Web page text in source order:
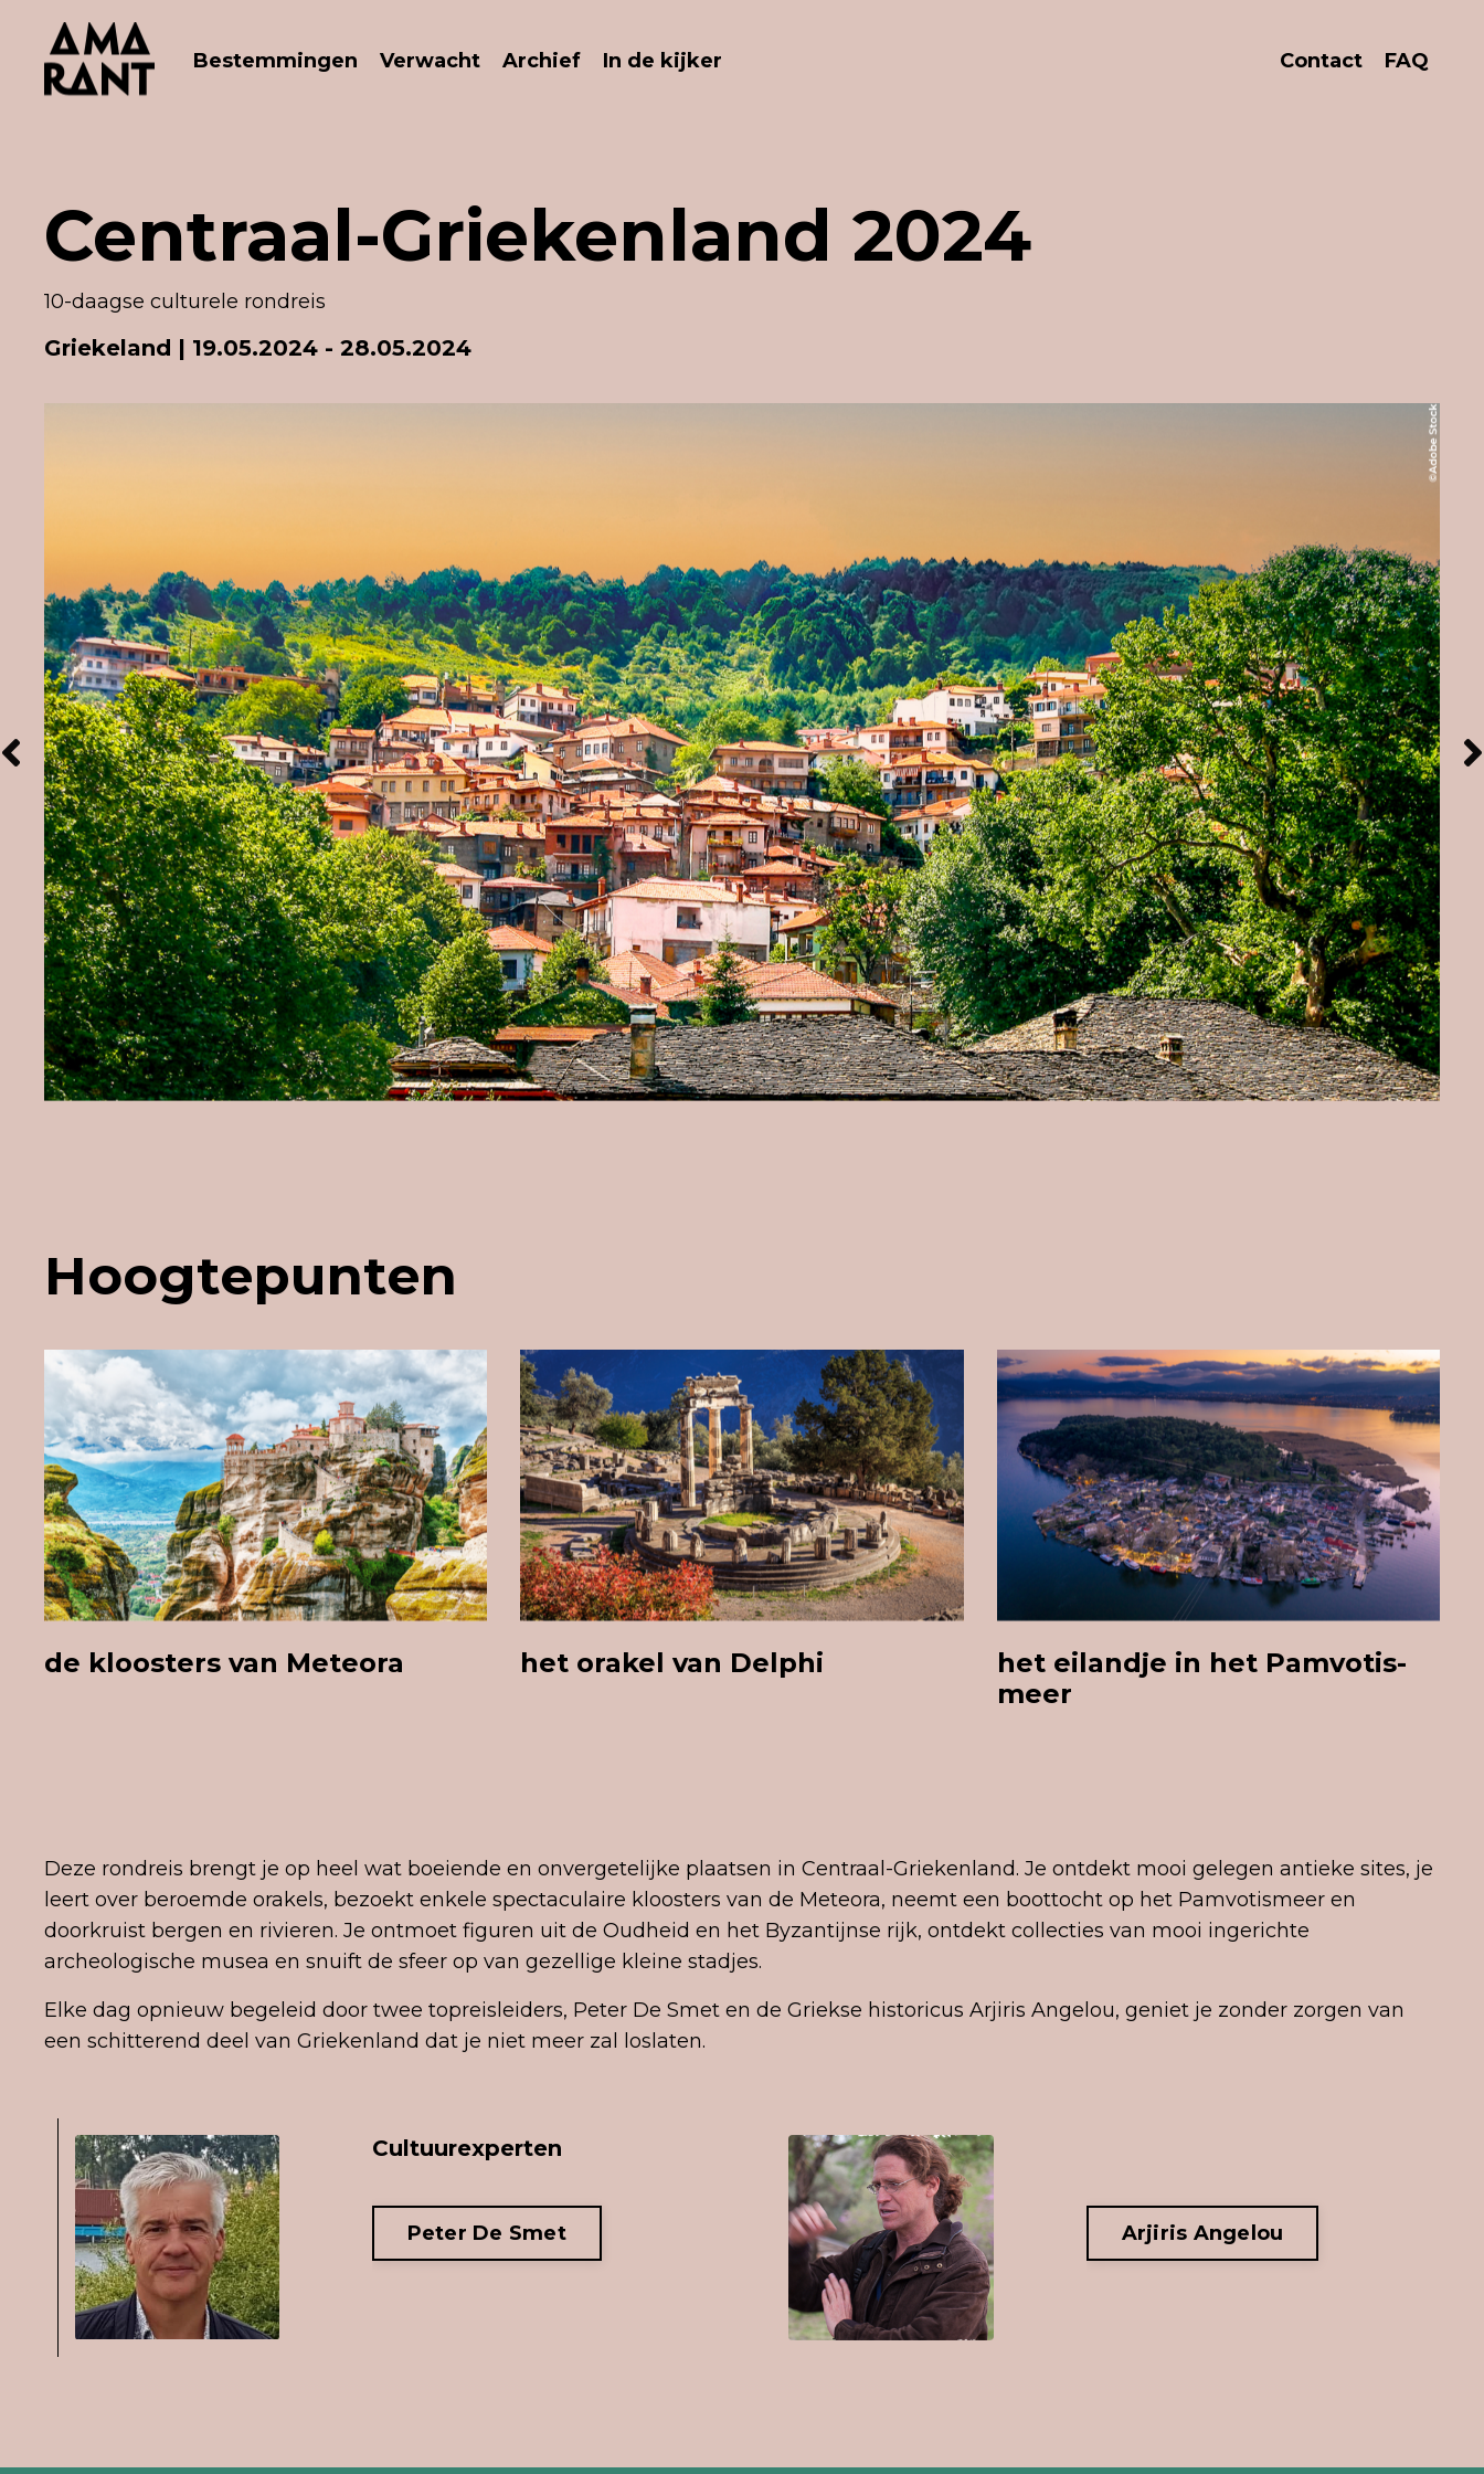
Bestemmingen Verwacht Archief In de kijker Contact FAQ
Centraal-Griekenland 2024
10-daagse culturele rondreis
Griekeland | 19.05.2024 - 28.05.2024
Hoogtepunten
de kloosters van Meteora het orakel van Delphi
het eilandje in het Pamvotis-
meer
Deze rondreis brengt je op heel wat boeiende en onvergetelijke plaatsen in Centraal-Griekenland. Je ontdekt mooi gelegen antieke sites, je
leert over beroemde orakels, bezoekt enkele spectaculaire kloosters van de Meteora, neemt een boottocht op het Pamvotismeer en
doorkruist bergen en rivieren. Je ontmoet figuren uit de Oudheid en het Byzantijnse rijk, ontdekt collecties van mooi ingerichte
archeologische musea en snuift de sfeer op van gezellige kleine stadjes.
Elke dag opnieuw begeleid door twee topreisleiders, Peter De Smet en de Griekse historicus Arjiris Angelou, geniet je zonder zorgen van
een schitterend deel van Griekenland dat je niet meer zal loslaten.
Cultuurexperten
Peter De Smet Arjiris Angelou